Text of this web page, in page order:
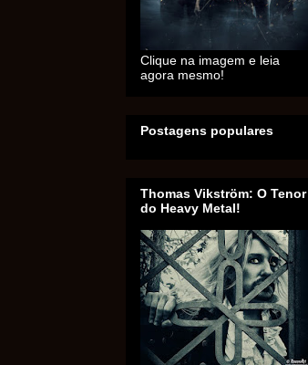
Clique na imagem e leia
agora mesmo!
Postagens populares
Thomas Vikström: O Tenor
do Heavy Metal!